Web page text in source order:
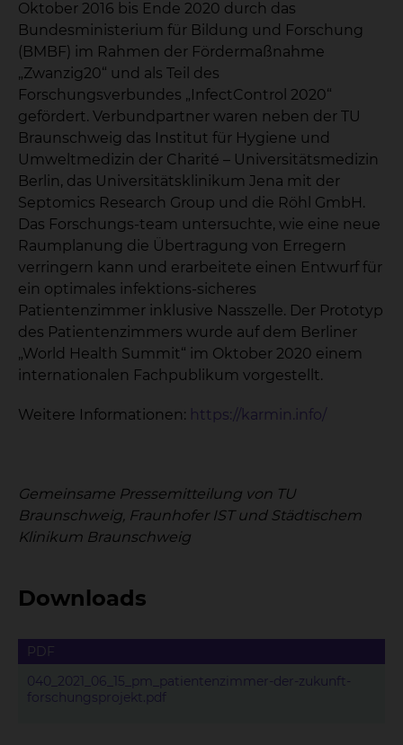
Oktober 2016 bis Ende 2020 durch das
Bundesministerium für Bildung und Forschung
(BMBF) im Rahmen der Fördermaßnahme
„Zwanzig20“ und als Teil des
Forschungsverbundes „InfectControl 2020“
gefördert. Verbundpartner waren neben der TU
Braunschweig das Institut für Hygiene und
Umweltmedizin der Charité – Universitätsmedizin
Berlin, das Universitätsklinikum Jena mit der
Septomics Research Group und die Röhl GmbH.
Das Forschungs-team untersuchte, wie eine neue
Raumplanung die Übertragung von Erregern
verringern kann und erarbeitete einen Entwurf für
ein optimales infektions-sicheres
Patientenzimmer inklusive Nasszelle. Der Prototyp
des Patientenzimmers wurde auf dem Berliner
„World Health Summit“ im Oktober 2020 einem
internationalen Fachpublikum vorgestellt.
Weitere Informationen: https://karmin.info/
Gemeinsame Pressemitteilung von TU
Braunschweig, Fraunhofer IST und Städtischem
Klinikum Braunschweig
Downloads
PDF
040_2021_06_15_pm_patientenzimmer-der-zukunft-
forschungsprojekt.pdf